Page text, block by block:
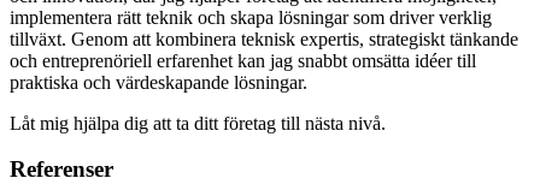
implementera rätt teknik och skapa lösningar som driver verklig
tillväxt. Genom att kombinera teknisk expertis, strategiskt tänkande
och entreprenöriell erfarenhet kan jag snabbt omsätta idéer till
praktiska och värdeskapande lösningar.
Låt mig hjälpa dig att ta ditt företag till nästa nivå.
Referenser